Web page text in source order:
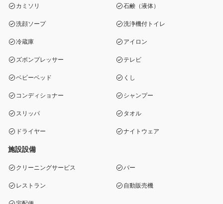
カミソリ 石鹸（液体）
洗顔ソープ 洗浄機付トイレ
冷蔵庫 アイロン
ズボンプレッサー テレビ
ベビーベッド くし
コンディショナー シャンプー
スリッパ タオル
ドライヤー ナイトウェア
施設設備
クリーニングサービス バー
レストラン 自動販売機